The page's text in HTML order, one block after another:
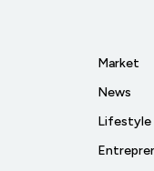
Market
News
Lifestyle